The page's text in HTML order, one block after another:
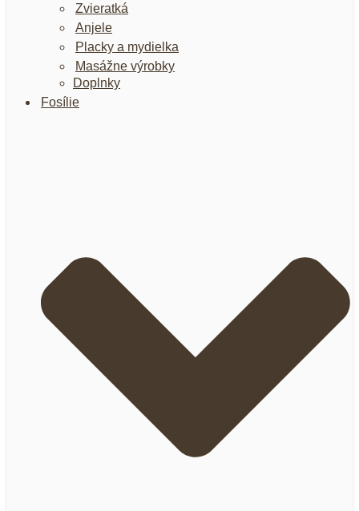
Zvieratká
Anjele
Placky a mydielka
Masážne výrobky
Doplnky
Fosílie